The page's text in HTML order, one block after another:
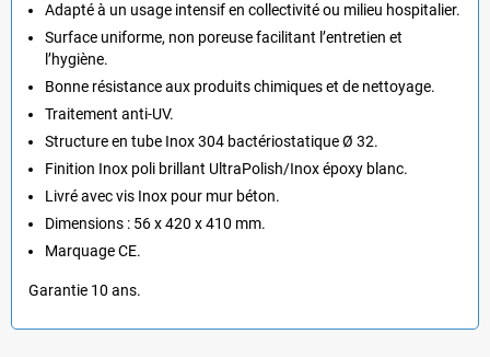
Adapté à un usage intensif en collectivité ou milieu hospitalier.
Surface uniforme, non poreuse facilitant l’entretien et
l’hygiène.
Bonne résistance aux produits chimiques et de nettoyage.
Traitement anti-UV.
Structure en tube Inox 304 bactériostatique Ø 32.
Finition Inox poli brillant UltraPolish/Inox époxy blanc.
Livré avec vis Inox pour mur béton.
Dimensions : 56 x 420 x 410 mm.
Marquage CE.
Garantie 10 ans.